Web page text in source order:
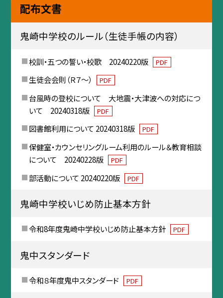
配布文書
鬼崎中学校のルール（生徒手帳の内容）
校訓・五つの誓い・校歌 20240220版 PDF
生徒会会則（Ｒ７～） PDF
台風時の登校について 大地震・大津波への対応につ
いて 20240318版
PDF
図書館利用について 20240318版 PDF
保健室・カウンセリングルーム利用のルール＆教育相談
について 20240228版
PDF
部活動について 20240220版 PDF
鬼崎中学校いじめ防止基本方針
令和8年度鬼崎中学校いじめ防止基本方針 PDF
鬼中スタンダード
令和８年度鬼中スタンダード PDF